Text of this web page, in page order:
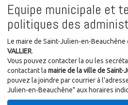
Equipe municipale et
politiques des
Le maire de Saint-Julien-en-Beauchêne
VALLIER.
Vous pouvez contacter la ou les
contactant la mairie de la ville de Saint-
pouvez la joindre par courrier à
Julien-en-Beauchêne" aux horaires